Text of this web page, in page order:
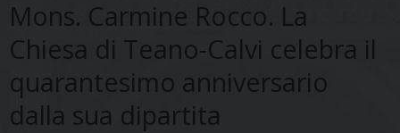
Mons. Carmine Rocco. La
Chiesa di Teano-Calvi celebra il
quarantesimo anniversario
dalla sua dipartita